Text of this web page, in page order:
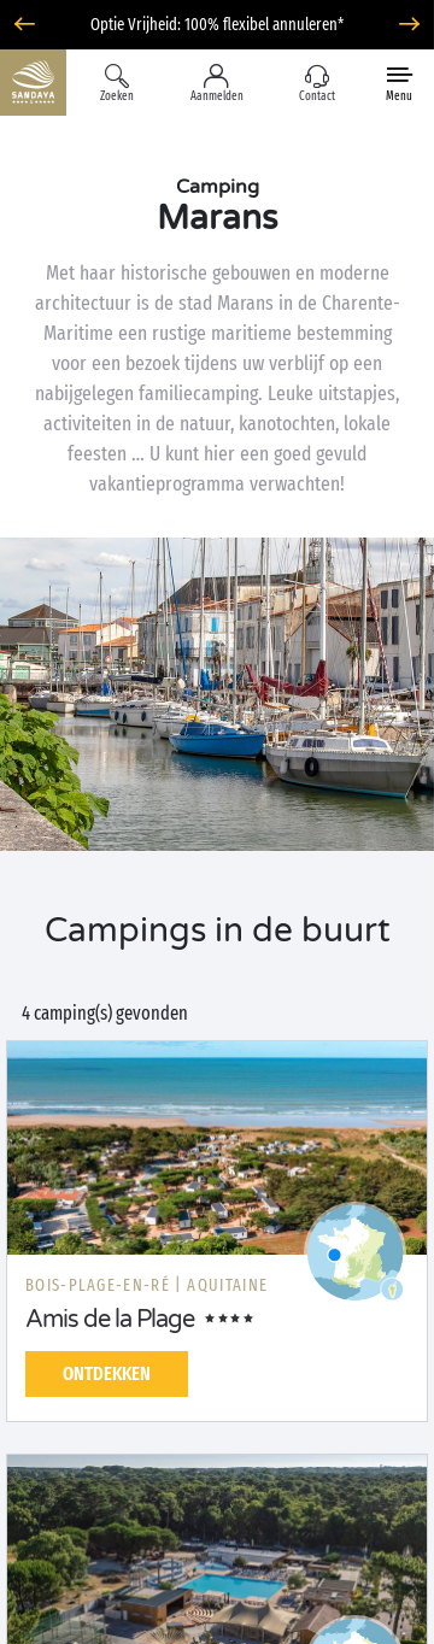
Optie Vrijheid: 100% flexibel annuleren*
Zoeken Aanmelden Contact Menu
Camping
Marans
Met haar historische gebouwen en moderne
architectuur is de stad Marans in de Charente-
Maritime een rustige maritieme bestemming
voor een bezoek tijdens uw verblijf op een
nabijgelegen familiecamping. Leuke uitstapjes,
activiteiten in de natuur, kanotochten, lokale
feesten … U kunt hier een goed gevuld
vakantieprogramma verwachten!
Campings in de buurt
4 camping(s) gevonden
BOIS-PLAGE-EN-RÉ | AQUITAINE
Amis de la Plage
ONTDEKKEN